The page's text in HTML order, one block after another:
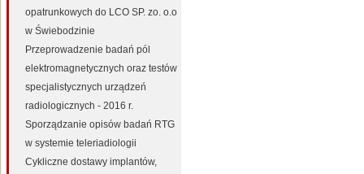
opatrunkowych do LCO SP. zo. o.o
w Świebodzinie
Przeprowadzenie badań pól
elektromagnetycznych oraz testów
specjalistycznych urządzeń
radiologicznych - 2016 r.
Sporządzanie opisów badań RTG
w systemie teleriadiologii
Cykliczne dostawy implantów,